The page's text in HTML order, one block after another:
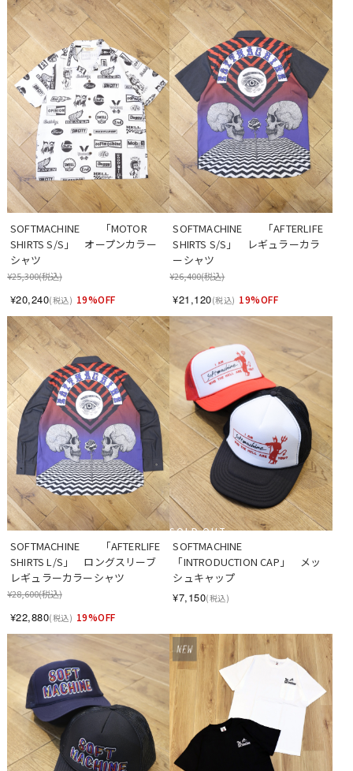
SOFTMACHINE　　「MOTOR
SHIRTS S/S」　オープンカラー
シャツ
¥25,300(税込)
¥20,240(税込) 19%OFF
SOFTMACHINE　　「AFTERLIFE
SHIRTS S/S」　レギュラーカラ
ーシャツ
¥26,400(税込)
¥21,120(税込) 19%OFF
SOFTMACHINE　　「AFTERLIFE
SHIRTS L/S」　ロングスリーブ
レギュラーカラーシャツ
¥28,600(税込)
¥22,880(税込) 19%OFF
SOLD OUT
SOFTMACHINE
「INTRODUCTION CAP」　メッ
シュキャップ
¥7,150(税込)